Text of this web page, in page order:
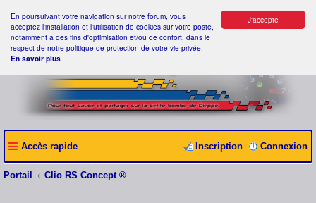
J'accepte
En poursuivant votre navigation sur notre forum, vous
acceptez l'installation et l'utilisation de cookies sur votre poste,
notamment à des fins d'optimisation et/ou de confort, dans le
respect de notre politique de protection de votre vie privée.
En savoir plus
Accès rapide Connexion
Inscription
Portail Clio RS Concept ®